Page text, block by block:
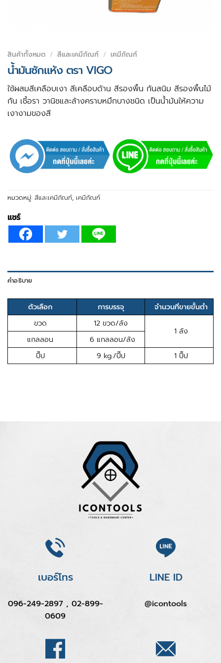
สินค้าทั้งหมด / สีและเคมีภัณฑ์ / เคมีภัณฑ์
น้ำมันซักแห้ง ตรา VIGO
ใช้ผสมสีเคลือบเงา สีเคลือบด้าน สีรองพื้น กันสนิม สีรองพื้นไม้
กัน เชี้อรา วานิชและล้างคราบหมึกบางชนิด เป็นน้ำมันให้ความ
เงางามของสี
หมวดหมู่: สีและเคมีภัณฑ์, เคมีภัณฑ์
แชร์
คำอธิบาย
ตัวเลือก การบรรจุ
จำนวนที่ขายขั้นต่ำ
ขวด
12 ขวด/ลัง
1 ลัง
แกลลอน
6 แกลลอน/ลัง
ปี๊ป
9 kg./ปี๊ป 1 ปี๊ป
เบอร์โทร
096-249-2897 , 02-899-
0609
LINE ID
@icontools